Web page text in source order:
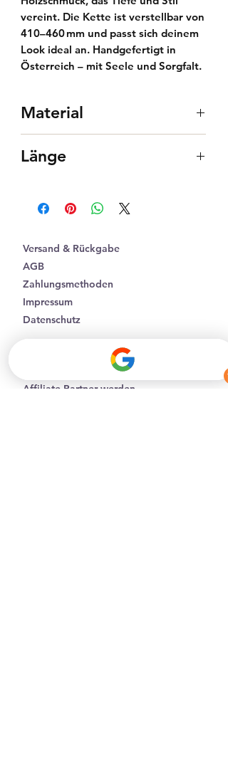
vereint. Die Kette ist verstellbar von
410–460 mm und passt sich deinem
Look ideal an. Handgefertigt in
Österreich – mit Seele und Sorgfalt.
Material
Edelstahl
Länge
Versand & Rückgabe
AGB
Zahlungsmethoden
Impressum
Datenschutz
Affiliate Partner werden